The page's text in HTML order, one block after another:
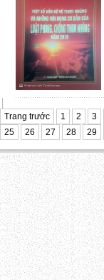
Trang trước 1 2 3
25
26 27 28 29